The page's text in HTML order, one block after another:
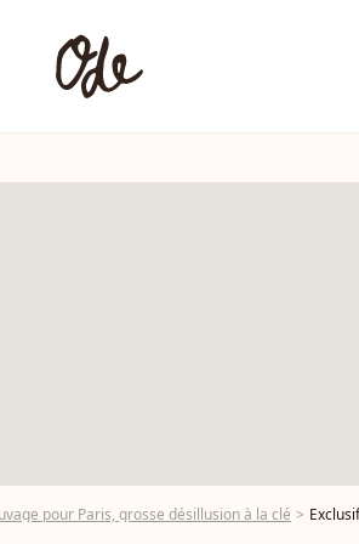
pour Paris, grosse désillusion à la clé Exclusif - Maya